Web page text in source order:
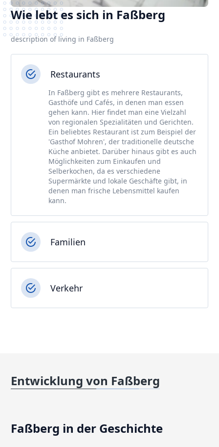
Wie lebt es sich in Faßberg
description of living in Faßberg
Restaurants
In Faßberg gibt es mehrere Restaurants,
Gasthöfe und Cafés, in denen man essen
gehen kann. Hier findet man eine Vielzahl
von regionalen Spezialitäten und Gerichten.
Ein beliebtes Restaurant ist zum Beispiel der
'Gasthof Mohren', der traditionelle deutsche
Küche anbietet. Darüber hinaus gibt es auch
Möglichkeiten zum Einkaufen und
Selberkochen, da es verschiedene
Supermärkte und lokale Geschäfte gibt, in
denen man frische Lebensmittel kaufen
kann.
Familien
Verkehr
Entwicklung von Faßberg
Faßberg in der Geschichte